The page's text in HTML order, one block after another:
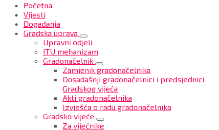
Početna
Vijesti
Događanja
Gradska uprava
Upravni odjeli
ITU mehanizam
Gradonačelnik
Zamjenik gradonačelnika
Dosadašnji gradonačelnici i predsjednici
Gradskog vijeća
Akti gradonačelnika
Izvješća o radu gradonačelnika
Gradsko vijeće
Za vijećnike